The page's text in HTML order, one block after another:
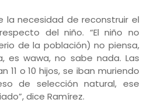
la necesidad de reconstruir el
del niño. “El niño no
de la población) no piensa,
es wawa, no sabe nada. Las
11 o 10 hijos, se iban muriendo
de selección natural, ese
dice Ramírez.